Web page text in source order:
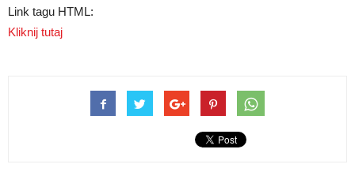
Link tagu HTML:
Kliknij tutaj